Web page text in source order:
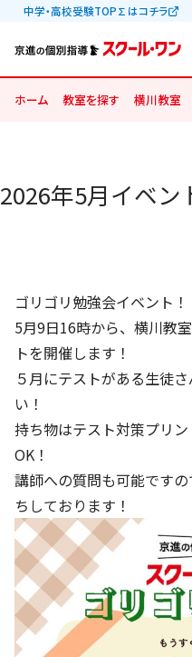
中学・高校受験TOP∑はコチラ
ホーム 教室を探す 横川教室
2026年5月イベン
ゴリゴリ勉強会イベント！
5月9日16時から、横川教
トを開催します！
５月にテストがある生徒
い！
持ち物はテスト対策プリ
OK！
講師への質問も可能です
ちしております！